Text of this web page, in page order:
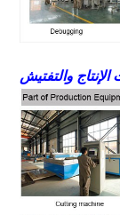
والتفتيش